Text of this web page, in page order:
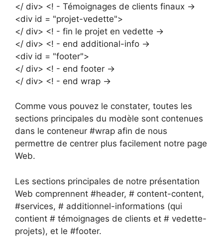
</ div> <! - Témoignages de clients finaux ->
<div id = "projet-vedette">
</ div> <! - fin le projet en vedette ->
</ div> <! - end additional-info ->
<div id = "footer">
</ div> <! - end footer ->
</ div> <! - end wrap ->
Comme vous pouvez le constater, toutes les
sections principales du modèle sont contenues
dans le conteneur #wrap afin de nous
permettre de centrer plus facilement notre page
Web.
Les sections principales de notre présentation
Web comprennent #header, # content-content,
#services, # additionnel-informations (qui
contient # témoignages de clients et # vedette-
projets), et le #footer.